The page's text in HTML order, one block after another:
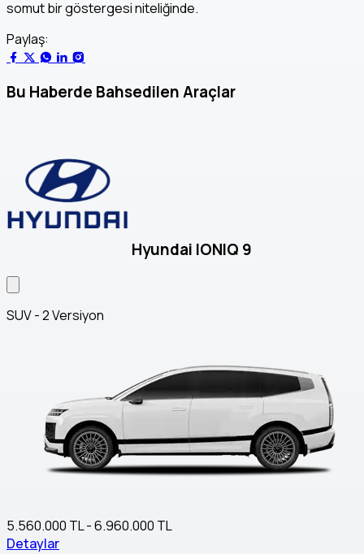
somut bir göstergesi niteliğinde.
Paylaş:
Bu Haberde Bahsedilen Araçlar
Hyundai IONIQ 9
SUV - 2 Versiyon
5.560.000 TL - 6.960.000 TL
Detaylar